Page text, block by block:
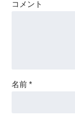
コメント
名前 *